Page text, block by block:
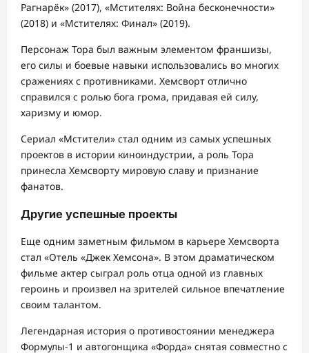
Рагнарёк» (2017), «Мстителях: Война бесконечности»
(2018) и «Мстителях: Финал» (2019).
Персонаж Тора был важным элементом франшизы,
его силы и боевые навыки использовались во многих
сражениях с противниками. Хемсворт отлично
справился с ролью бога грома, придавая ей силу,
харизму и юмор.
Сериал «Мстители» стал одним из самых успешных
проектов в истории киноиндустрии, а роль Тора
принесла Хемсворту мировую славу и признание
фанатов.
Другие успешные проекты
Еще одним заметным фильмом в карьере Хемсворта
стал «Отель «Джек Хемсона». В этом драматическом
фильме актер сыграл роль отца одной из главных
героинь и произвел на зрителей сильное впечатление
своим талантом.
Легендарная история о противостоянии менеджера
Формулы-1 и автогонщика «Форда» снятая совместно с